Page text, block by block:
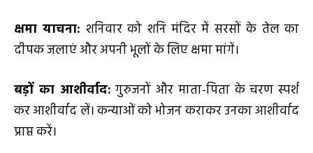
क्षमा याचना: शनिवार को शनि मंदिर में सरसों के तेल का
दीपक जलाएं और अपनी भूलों के लिए क्षमा मांगें।
बड़ों का आशीर्वाद: गुरुजनों और माता-पिता के चरण स्पर्श
कर आशीर्वाद लें। कन्याओं को भोजन कराकर उनका आशीर्वाद
प्राप्त करें।